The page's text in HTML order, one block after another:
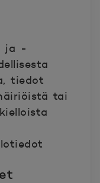
ja -
tiedot
tai